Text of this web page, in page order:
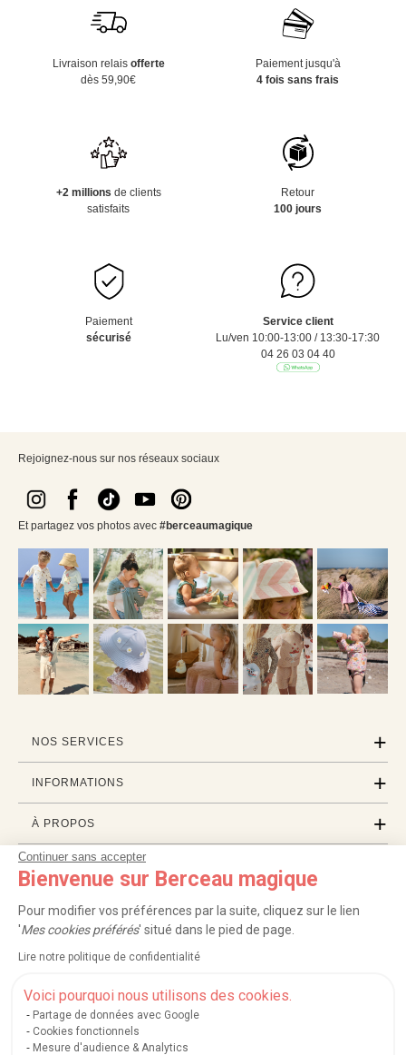
Continuer sans accepter
Bienvenue sur Berceau magique
Pour modifier vos préférences par la suite, cliquez sur le lien
'Mes cookies préférés' situé dans le pied de page.
Lire notre politique de confidentialité
Voici pourquoi nous utilisons des cookies.
Partage de données avec Google
Cookies fonctionnels
Mesure d'audience & Analytics
Livraison relais offerte
dès 59,90€
Paiement jusqu'à
4 fois sans frais
+2 millions de clients
satisfaits
Retour
100 jours
Paiement
sécurisé
Service client
Lu/ven 10:00-13:00 / 13:30-17:30
04 26 03 04 40
Rejoignez-nous sur nos réseaux sociaux
Et partagez vos photos avec #berceaumagique
NOS SERVICES
INFORMATIONS
À PROPOS
PROFESSIONNELS
LISTES CADEAUX
Service après-vente| FAQ |Rappels de produits|Protection des données
Mentions légales et crédits Conditions générales de ventes
Nos moyens de paiement sécurisés